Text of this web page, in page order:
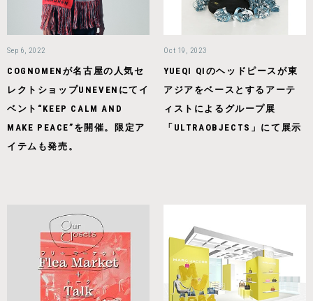
Sep 6, 2022
COGNOMENが名古屋の人気セ
レクトショップUNEVENにてイ
ベント“KEEP CALM AND
MAKE PEACE”を開催。限定ア
イテムも発売。
Oct 19, 2023
YUEQI QIのヘッドピースが東
アジアをベースとするアーテ
ィストによるグループ展
「ULTRAOBJECTS」にて展示